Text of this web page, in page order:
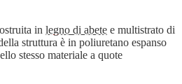
in legno di abete e multistrato di
struttura è in poliuretano espanso
stesso materiale a quote